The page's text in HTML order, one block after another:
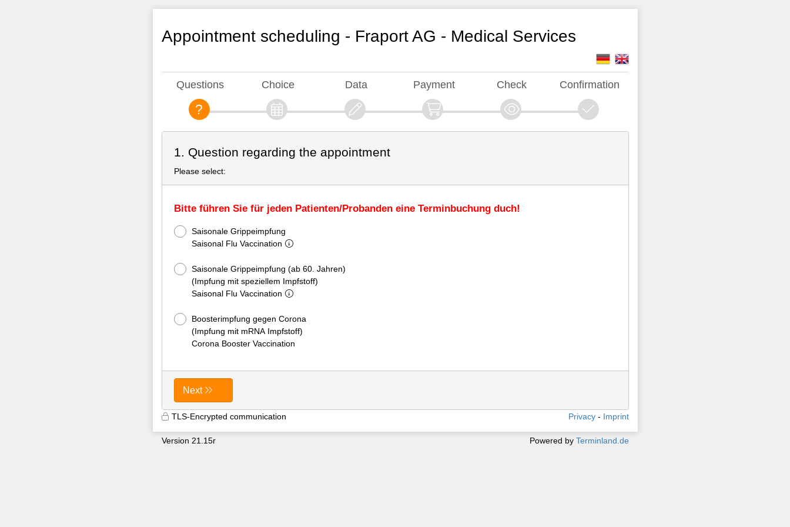
Appointment scheduling - Fraport AG - Medical Services
Questions Choice Data Payment Check Confirmation
1. Question regarding the appointment
Please select:
Bitte führen Sie für jeden Patienten/Probanden eine Terminbuchung duch!
Saisonale Grippeimpfung
Saisonal Flu Vaccination
Saisonale Grippeimpfung (ab 60. Jahren)
(Impfung mit speziellem Impfstoff)
Saisonal Flu Vaccination
Boosterimpfung gegen Corona
(Impfung mit mRNA Impfstoff)
Corona Booster Vaccination
Next
TLS-Encrypted communication Privacy Imprint
Version 21.15r9600 Powered by Terminland.de